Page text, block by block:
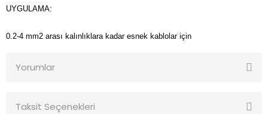
UYGULAMA:
0.2-4 mm2 arası kalınlıklara kadar esnek kablolar için
Yorumlar
Taksit Seçenekleri